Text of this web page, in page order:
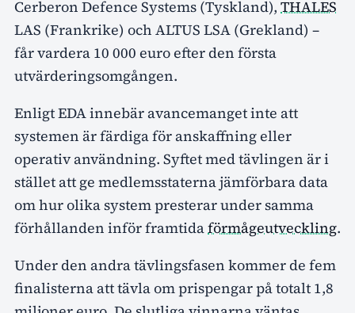
Cerberon Defence Systems (Tyskland), THALES
LAS (Frankrike) och ALTUS LSA (Grekland) –
får vardera 10 000 euro efter den första
utvärderingsomgången.
Enligt EDA innebär avancemanget inte att
systemen är färdiga för anskaffning eller
operativ användning. Syftet med tävlingen är i
stället att ge medlemsstaterna jämförbara data
om hur olika system presterar under samma
förhållanden inför framtidaförmågeutveckling.
Under den andra tävlingsfasen kommer de fem
finalisterna att tävla om prispengar på totalt 1,8